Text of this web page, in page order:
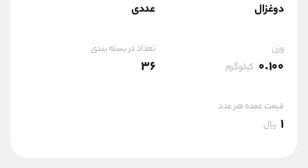
دوغزال عددی
وزن
0.100 کیلوگرم
تعداد در بسته بندی
36
قیمت عمده هر عدد
1 ریال